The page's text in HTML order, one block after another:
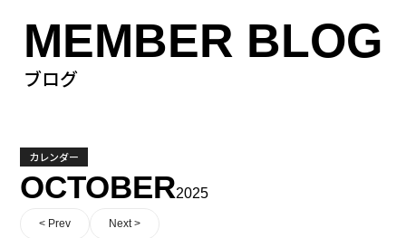
MEMBER BLOG
ブログ
カレンダー
OCTOBER2025
< Prev Next >